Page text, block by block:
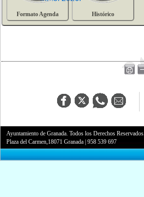
Formato Agenda Histórico
Ayuntamiento de Granada. Todos los Derechos Reservados.
Plaza del Carmen,18071 Granada |958 539 697